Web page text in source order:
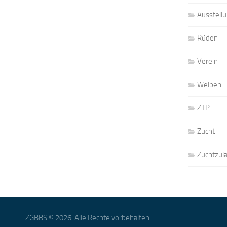
Rüden
Verein
Welpen
ZTP
Zucht
ZGBBS © 2026. Alle Rechte vorbehalten.